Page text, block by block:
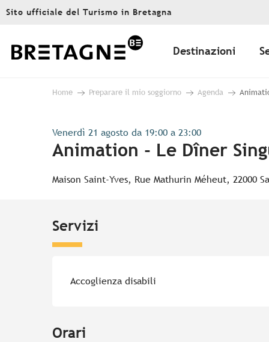
Aller
principal
Sito ufficiale del Turismo in Bretagna
Destinazioni
Home Preparare il mio soggiorno Agenda
Venerdì 21 agosto da 19:00 a 23:00
Animation - Le Dîner
Maison Saint-Yves, Rue Mathurin Méheut, 22000
Servizi
Accoglienza disabili
Orari